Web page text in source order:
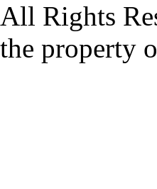
All Rights
the property